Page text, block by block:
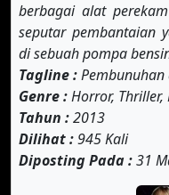
berbagai alat
seputar pembantaian
di sebuah pompa
Tagline :
Genre :Horror, Thriller,
Tahun :2013
Dilihat :945 Kali
Diposting Pada :31